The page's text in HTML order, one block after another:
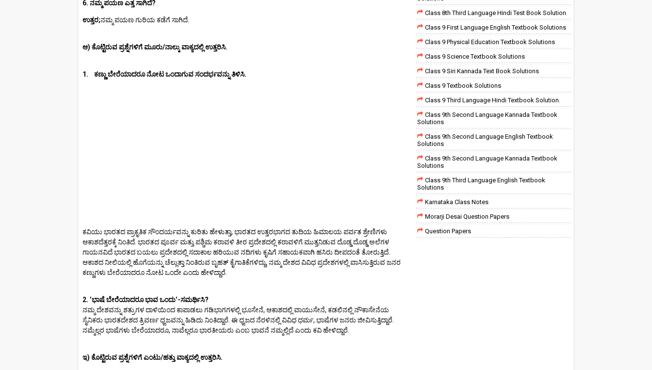
6. ನಮ್ಮ ಪಯಣ ಎತ್ತ ಸಾಗಿದೆ?
ಉತ್ತರ;ನಮ್ಮ ಪಯಣ ಗುರಿಯ ಕಡೆಗೆ ಸಾಗಿದೆ.
ಆ) ಕೊಟ್ಟಿರುವ ಪ್ರಶ್ನೆಗಳಿಗೆ ಮೂರು/ನಾಲ್ಕು ವಾಕ್ಯದಲ್ಲಿ ಉತ್ತರಿಸಿ.
1. ಕಣ್ಣು ಬೇರೆಯಾದರೂ ನೋಟ ಒಂದಾಗುವ ಸಂದರ್ಭವನ್ನು ತಿಳಿಸಿ.
ಕವಿಯು ಭಾರತದ ಪ್ರಾಕೃತಿಕ ಸೌಂದರ್ಯವನ್ನು ಕುರಿತು ಹೇಳುತ್ತಾ, ಭಾರತದ ಉತ್ತರಭಾಗದ ತುದಿಯ ಹಿಮಾಲಯ ಪರ್ವತ ಶ್ರೇಣಿಗಳು
ಆಕಾಶದೆತ್ತರಕ್ಕೆ ನಿಂತಿದೆ. ಭಾರತದ ಪೂರ್ವ ಮತ್ತು ಪಶ್ಚಿಮ ಕರಾವಳಿ ತೀರ ಪ್ರದೇಶದಲ್ಲಿ ಕರಾವಳಿಗೆ ಮುತ್ತನಿಡುವ ದೊಡ್ಡ ದೊಡ್ಡ ಅಲೆಗಳ
ಗಾಯನವಿದೆ ಭಾರತದ ಬಯಲು ಪ್ರದೇಶದಲ್ಲಿ ಸದಾಕಾಲ ಹರಿಯುವ ನದಿಗಳು ಕೃಷಿಗೆ ಸಹಾಯಕವಾಗಿ ಹಸಿರು ದೀಪದಂತೆ ತೋರುತ್ತಿದೆ.
ಆಕಾಶದ ನೀಲಿಯಲ್ಲಿ ಹೊಗೆಯನ್ನು ಚೆಲ್ಲುತ್ತಾ ನಿಂತಿರುವ ಬೃಹತ್ ಕೈಗಾತಿಕೆಗಳಿದ್ದು, ನಮ್ಮ ದೇಶದ ವಿವಿಧ ಪ್ರದೇಶಗಳಲ್ಲಿ ವಾಸಿಸುತ್ತಿರುವ ಜನರ
ಕಣ್ಣುಗಳು ಬೇರೆಯಾದರೂ ನೋಟ ಒಂದೇ ಎಂದು ಹೇಳಿದ್ದಾರೆ.
2. ʼಭಾಷೆ ಬೇರೆಯಾದರೂ ಭಾವ ಒಂದುʼ-ಸಮರ್ಥಿಸಿ?
ನಮ್ಮ ದೇಶವನ್ನು ಶತ್ರುಗಳ ದಾಳಿಯಿಂದ ಕಾಪಾಡಲು ಗಡಿಭಾಗಗಳಲ್ಲಿ ಭೂಸೇನೆ, ಆಕಾಶದಲ್ಲಿ ವಾಯುಸೇನೆ, ಕಡಲಿನಲ್ಲಿ ನೌಕಾಸೇನೆಯ
ಸೈನಿಕರು ಭಾರತದೇಶದ ತ್ರಿವರ್ಣ ಧ್ವಜವನ್ನು ಹಿಡಿದು ನಿಂತಿದ್ದಾರೆ. ಈ ಧ್ವಜದ ನೆರಳಿನಲ್ಲಿ ವಿವಿಧ ಧರ್ಮ, ಭಾಷೆಗಳ ಜನರು ಜೀವಿಸುತ್ತಿದ್ದಾರೆ.
ನಮ್ಮೆಲ್ಲರ ಭಾಷೆಗಳು ಬೇರೆಯಾದರೂ, ನಾವೆಲ್ಲರೂ ಭಾರತೀಯರು ಎಂಬ ಭಾವನೆ ನಮ್ಮಲ್ಲಿದೆ ಎಂದು ಕವಿ ಹೇಳಿದ್ದಾರೆ.
ಇ) ಕೊಟ್ಟಿರುವ ಪ್ರಶ್ನೆಗಳಿಗೆ ಎಂಟು/ಹತ್ತು ವಾಕ್ಯದಲ್ಲಿ ಉತ್ತರಿಸಿ.
Class 8th Third Language Hindi Test Book Solution
Class 9 First Language English Textbook Solutions
Class 9 Physical Education Textbook Solutions
Class 9 Science Textbook Solutions
Class 9 Siri Kannada Text Book Solutions
Class 9 Textbook Solutions
Class 9 Third Language Hindi Textbook Solution.
Class 9th Second Language Kannada Textbook
Solutions
Class 9th Second Language English Textbook
Solutions
Class 9th Second Language Kannada Textbook
Solutions
Class 9th Third Language English Textbook
Solutions
Karnataka Class Notes
Morarji Desai Question Papers
Question Papers